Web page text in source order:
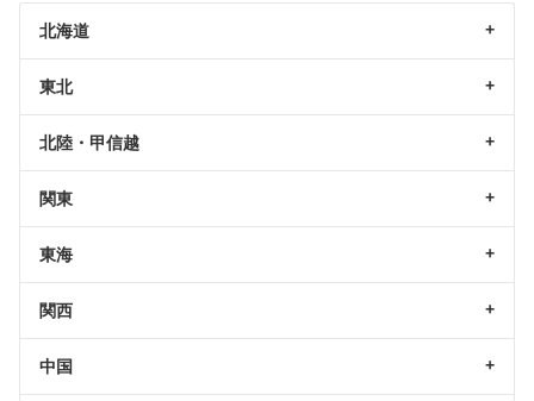
北海道
東北
北陸・甲信越
関東
東海
関西
中国